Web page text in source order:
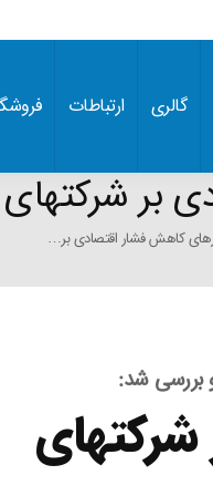
گالری ارتباطات
بر
کاهش فشار اقتصادی بر…
بررسی شد: